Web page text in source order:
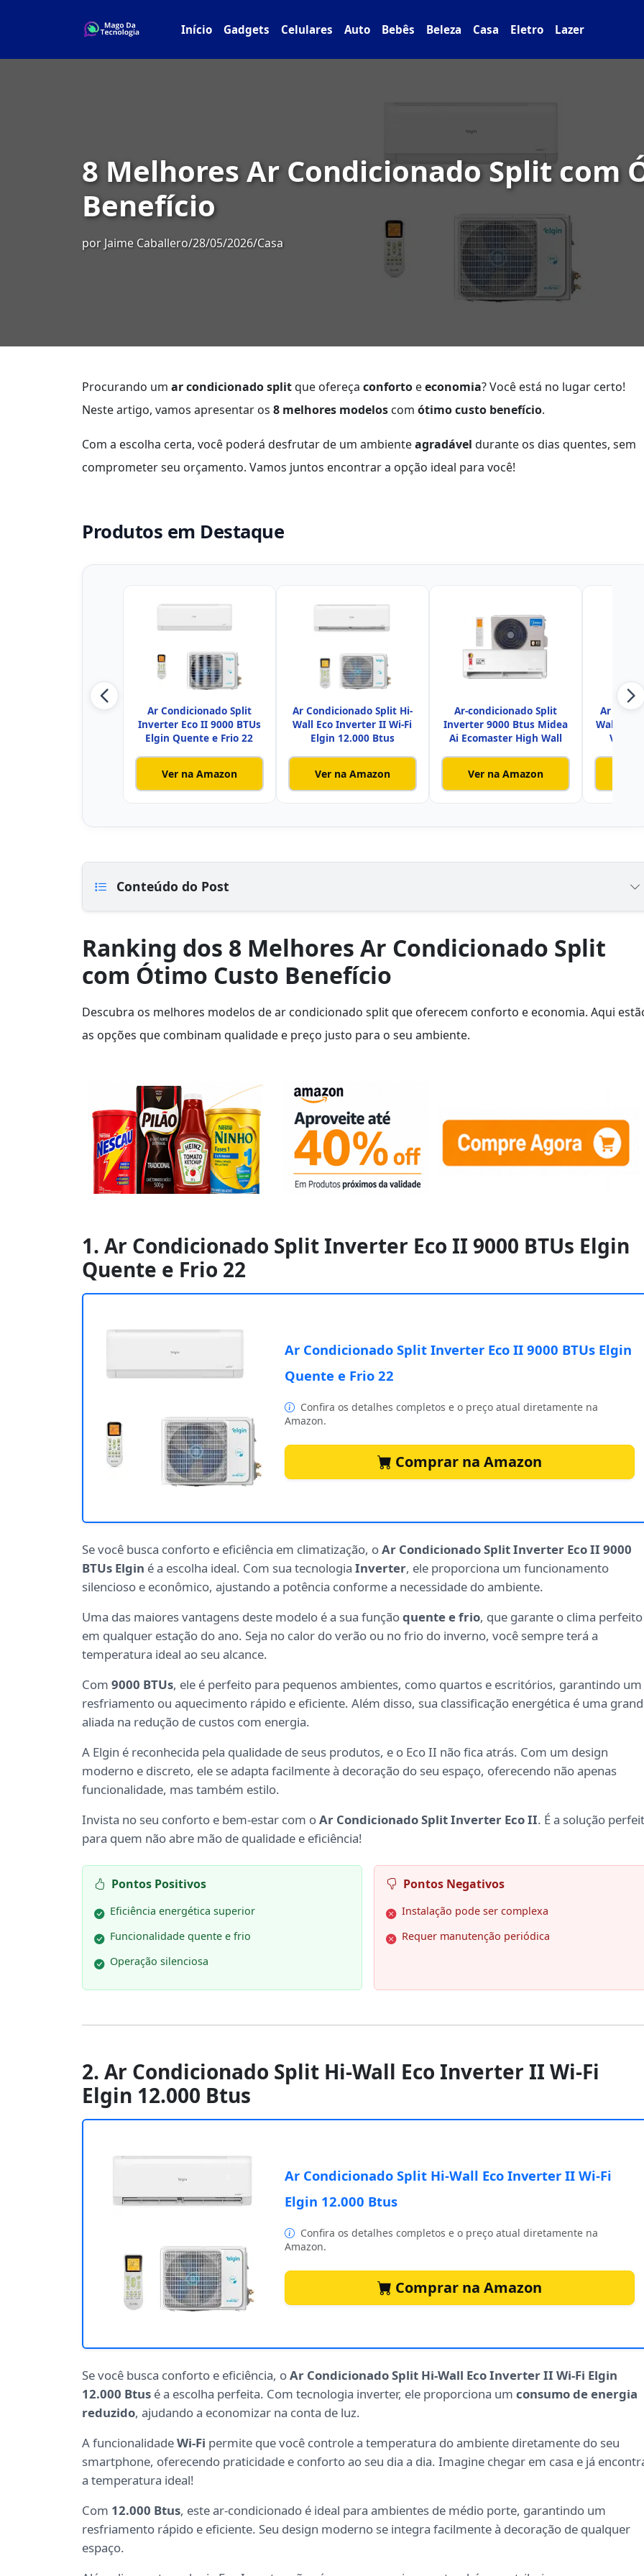
Início Gadgets Celulares Auto Bebês Beleza Casa Eletro Lazer
8 Melhores Ar Condicionado Split com
Benefício
por Jaime Caballero/28/05/2026/Casa
Procurando um ar condicionado splitque ofereça conforto eeconomia? Você está no lugar certo!
Neste artigo, vamos apresentar os 8 melhores modelos com ótimo custo benefício.
Com a escolha certa, você poderá desfrutar de um ambienteagradável durante os dias quentes, sem
comprometer seu orçamento. Vamos juntos encontrar a opção ideal para você!
Produtos em Destaque
Ar Condicionado Split
Inverter Eco II 9000 BTUs
Elgin Quente e Frio 22
Ver na Amazon
Ar Condicionado Split Hi-
Wall Eco Inverter II Wi-Fi
Elgin 12.000 Btus
Ver na Amazon
Ar-condicionado Split
Inverter 9000 Btus Midea
Ai Ecomaster High Wall
Ver na Amazon
Ar
Wall R32
Voice
Conteúdo do Post
Ranking dos 8 Melhores Ar Condicionado Split
com Ótimo Custo Benefício
Descubra os melhores modelos de ar condicionado split que oferecem conforto e economia. Aqui
as opções que combinam qualidade e preço justo para o seu ambiente.
1. Ar Condicionado Split Inverter Eco II 9000 BTUs Elgin
Quente e Frio 22
Ar Condicionado Split Inverter Eco II 9000 BTUs Elgin
Quente e Frio 22
Confira os detalhes completos e o preço atual diretamente na
Amazon.
Comprar na Amazon
Se você busca conforto e eficiência em climatização, oAr Condicionado Split Inverter Eco II 9000
BTUs Elgin é a escolha ideal. Com sua tecnologia Inverter, ele proporciona um funcionamento
silencioso e econômico, ajustando a potência conforme a necessidade do ambiente.
Uma das maiores vantagens deste modelo é a sua funçãoquente e frio, que garante o clima perfeito
em qualquer estação do ano. Seja no calor do verão ou no frio do inverno, você sempre terá a
temperatura ideal ao seu alcance.
Com 9000 BTUs, ele é perfeito para pequenos ambientes, como quartos e escritórios, garantindo um
resfriamento ou aquecimento rápido e eficiente. Além disso, sua classificação energética é uma
aliada na redução de custos com energia.
A Elgin é reconhecida pela qualidade de seus produtos, e o Eco II não fica atrás. Com um design
moderno e discreto, ele se adapta facilmente à decoração do seu espaço, oferecendo não apenas
funcionalidade, mas também estilo.
Invista no seu conforto e bem-estar com oAr Condicionado Split Inverter Eco II. É a solução
para quem não abre mão de qualidade e eficiência!
Pontos Positivos
Eficiência energética superior
Funcionalidade quente e frio
Operação silenciosa
Pontos Negativos
Instalação pode ser complexa
Requer manutenção periódica
2. Ar Condicionado Split Hi-Wall Eco Inverter II Wi-Fi
Elgin 12.000 Btus
Ar Condicionado Split Hi-Wall Eco Inverter II Wi-Fi
Elgin 12.000 Btus
Confira os detalhes completos e o preço atual diretamente na
Amazon.
Comprar na Amazon
Se você busca conforto e eficiência, oAr Condicionado Split Hi-Wall Eco Inverter II Wi-Fi Elgin
12.000 Btus é a escolha perfeita. Com tecnologia inverter, ele proporciona um consumo de energia
reduzido, ajudando a economizar na conta de luz.
A funcionalidadeWi-Fi permite que você controle a temperatura do ambiente diretamente do seu
smartphone, oferecendo praticidade e conforto ao seu dia a dia. Imagine chegar em casa e já
a temperatura ideal!
Com 12.000 Btus, este ar-condicionado é ideal para ambientes de médio porte, garantindo um
resfriamento rápido e eficiente. Seu design moderno se integra facilmente à decoração de qualquer
espaço.